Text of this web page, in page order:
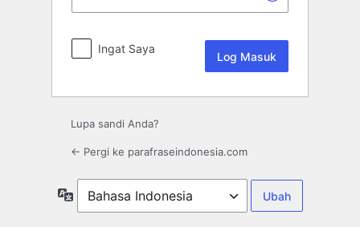
Ingat Saya
Lupa sandi Anda?
← Pergi ke parafraseindonesia.com
Bahasa